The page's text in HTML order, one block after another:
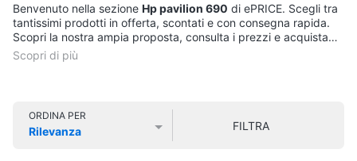
Tv
e
Home
Cinema
home
Benvenuto nella sezione Hp pavilion 690 di ePRICE. Scegli tra
tantissimi prodotti in offerta, scontati e con consegna rapida.
Scopri la nostra ampia proposta, consulta i prezzi e acquista
comodamente online.
ORDINA PER
Rilevanza
FILTRA